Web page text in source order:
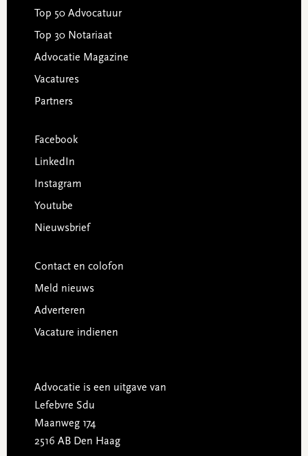
Top 50 Advocatuur
Top 30 Notariaat
Advocatie Magazine
Vacatures
Partners
Facebook
LinkedIn
Instagram
Youtube
Nieuwsbrief
Contact en colofon
Meld nieuws
Adverteren
Vacature indienen
Advocatie is een uitgave van
Lefebvre Sdu
Maanweg 174
2516 AB Den Haag